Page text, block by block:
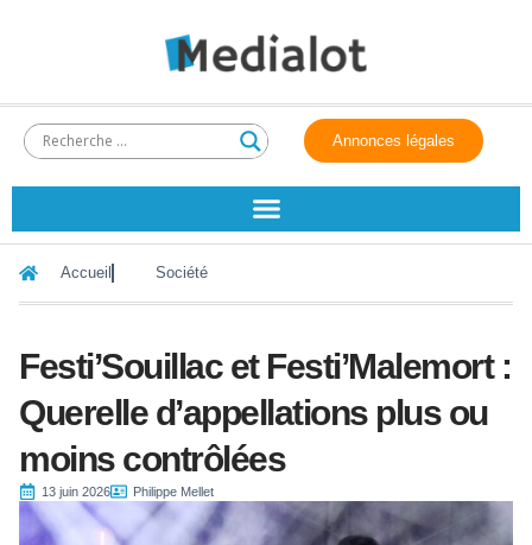
Annonces légales
Accueil Société
Festi’Souillac et Festi’Malemort :
Querelle d’appellations plus ou
moins contrôlées
13 juin 2026 Philippe Mellet